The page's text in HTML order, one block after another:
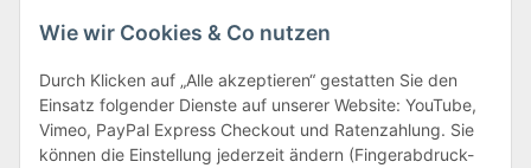
Auftragsabwicklung
Auftragsabwicklung
Wie wir Cookies & Co nutzen
Durch Klicken auf „Alle akzeptieren“ gestatten Sie den
Einsatz folgender Dienste auf unserer Website: YouTube,
Vimeo, PayPal Express Checkout und Ratenzahlung. Sie
können die Einstellung jederzeit ändern (Fingerabdruck-